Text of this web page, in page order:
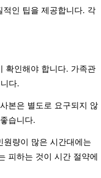
인 팁을 제공합니다. 각
확인해야 합니다. 가족관
다.
본은 별도로 요구되지 않
습니다.
원량이 많은 시간대에는
피하는 것이 시간 절약에